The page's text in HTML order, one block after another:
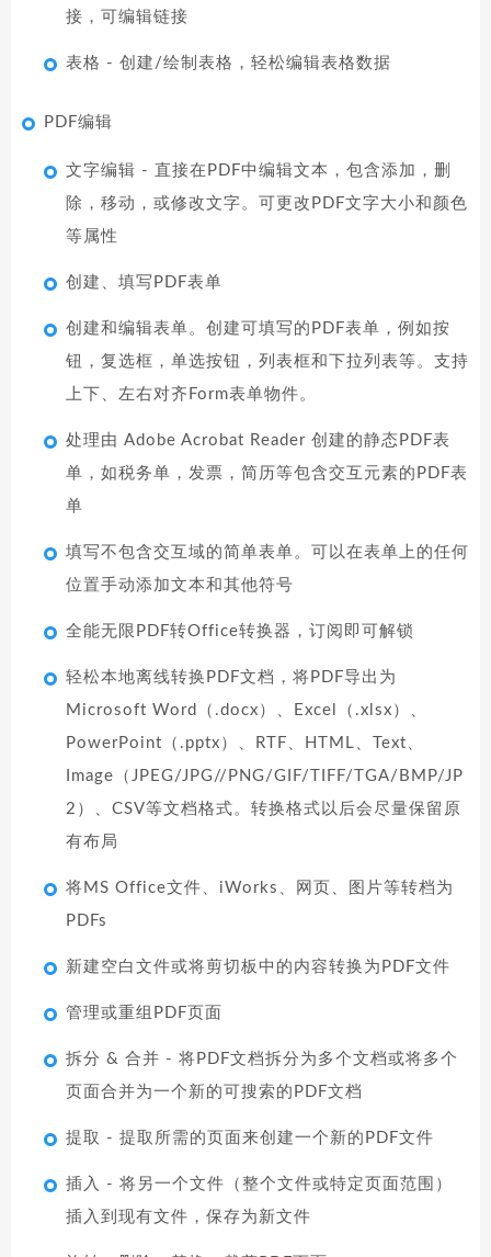
接，可编辑链接
表格 - 创建/绘制表格，轻松编辑表格数据
PDF编辑
文字编辑 - 直接在PDF中编辑文本，包含添加，删
除，移动，或修改文字。可更改PDF文字大小和颜色
等属性
创建、填写PDF表单
创建和编辑表单。创建可填写的PDF表单，例如按
钮，复选框，单选按钮，列表框和下拉列表等。支持
上下、左右对齐Form表单物件。
处理由 Adobe Acrobat Reader 创建的静态PDF表
单，如税务单，发票，简历等包含交互元素的PDF表
单
填写不包含交互域的简单表单。可以在表单上的任何
位置手动添加文本和其他符号
全能无限PDF转Office转换器，订阅即可解锁
轻松本地离线转换PDF文档，将PDF导出为
Microsoft Word（.docx）、Excel（.xlsx）、
PowerPoint（.pptx）、RTF、HTML、Text、
Image（JPEG/JPG//PNG/GIF/TIFF/TGA/BMP/JP
2）、CSV等文档格式。转换格式以后会尽量保留原
有布局
将MS Office文件、iWorks、网页、图片等转档为
PDFs
新建空白文件或将剪切板中的内容转换为PDF文件
管理或重组PDF页面
拆分 & 合并 - 将PDF文档拆分为多个文档或将多个
页面合并为一个新的可搜索的PDF文档
提取 - 提取所需的页面来创建一个新的PDF文件
插入 - 将另一个文件（整个文件或特定页面范围）
插入到现有文件，保存为新文件